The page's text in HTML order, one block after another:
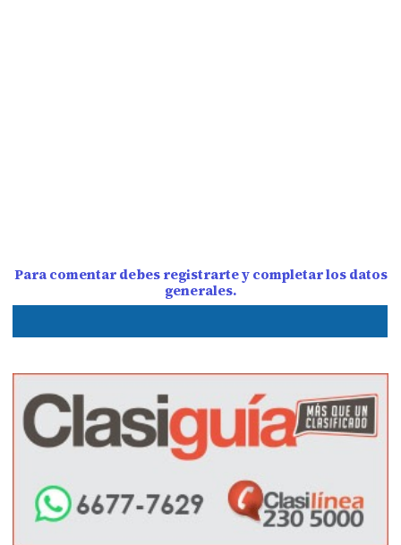
Para comentar debes registrarte y completar los datos
generales.